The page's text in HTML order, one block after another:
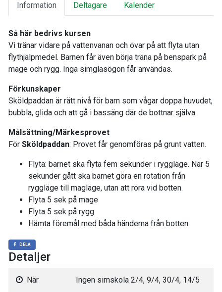
Information Deltagare Kalender
Så här bedrivs kursen
Vi tränar vidare på vattenvanan och övar på att flyta utan
flythjälpmedel. Barnen får även börja träna på benspark på
mage och rygg. Inga simglasögon får användas.
Förkunskaper
Sköldpaddan är rätt nivå för barn som vågar doppa huvudet,
bubbla, glida och att gå i bassäng där de bottnar själva.
Målsättning/Märkesprovet
För Sköldpaddan: Provet får genomföras på grunt vatten.
Flyta: barnet ska flyta fem sekunder i ryggläge. När 5
sekunder gått ska barnet göra en rotation från
ryggläge till magläge, utan att röra vid botten.
Flyta 5 sek på mage
Flyta 5 sek på rygg
Hämta föremål med båda händerna från botten.
DELA
Detaljer
När Ingen simskola 2/4, 9/4, 30/4, 14/5